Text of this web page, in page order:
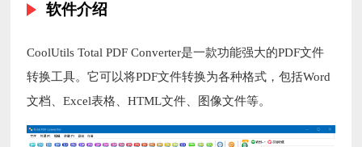
软件介绍
CoolUtils Total PDF Converter是一款功能强大的PDF文件
转换工具。它可以将PDF文件转换为各种格式，包括Word
文档、Excel表格、HTML文件、图像文件等。